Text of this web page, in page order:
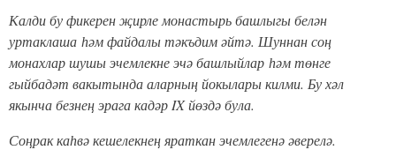
Калди бу фикерен җирле монастырь башлыгы белән
уртаклаша һәм файдалы тәкъдим әйтә. Шуннан соң
монахлар шушы эчемлекне эчә башлыйлар һәм төнге
гыйбадәт вакытында аларның йокылары килми. Бу хәл
якынча безнең эрага кадәр IX йөздә була.
Соңрак каһвә кешелекнең яраткан эчемлегенә әверелә.